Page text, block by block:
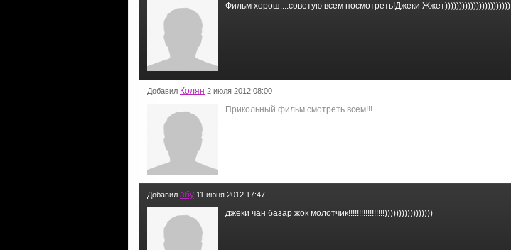
Фильм хорош....советую всем посмотреть!Джеки Жжет)))))))))))))))))))))))
Добавил Колян 2 июля 2012 08:00
Прикольный фильм смотреть всем!!!
Добавил абу 11 июня 2012 17:47
джеки чан базар жок молотчик!!!!!!!!!!!!!!!!!)))))))))))))))))